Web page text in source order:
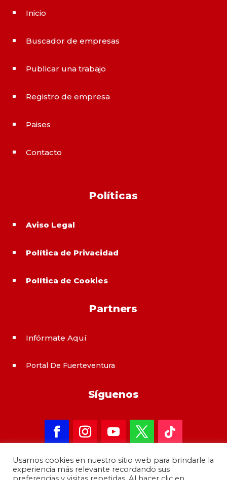
^ Inicio
^ Buscador de empresas
^ Publicar una trabajo
^ Registro de empresa
^ Paises
^ Contacto
Políticas
^ Aviso Legal
^ Política de Privacidad
^ Política de Cookies
Partners
^ Infórmate Aquí
^ Portal De Fuerteventura
Síguenos
Usamos cookies en nuestro sitio web para brindarle la
experiencia más relevante recordando sus